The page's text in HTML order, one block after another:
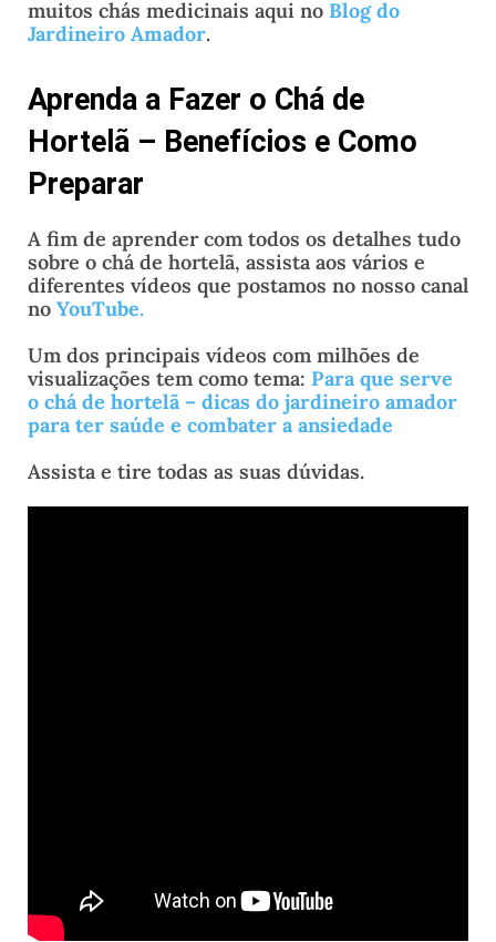
muitos chás medicinais aqui no Blog do
Jardineiro Amador.
Aprenda a Fazer o Chá de
Hortelã – Benefícios e Como
Preparar
A fim de aprender com todos os detalhes tudo
sobre o chá de hortelã, assista aos vários e
diferentes vídeos que postamos no nosso canal
no YouTube.
Um dos principais vídeos com milhões de
visualizações tem como tema: Para que serve
o chá de hortelã – dicas do jardineiro amador
para ter saúde e combater a ansiedade
Assista e tire todas as suas dúvidas.